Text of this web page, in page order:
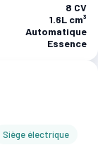
8 CV
1.6L cm³
Automatique
Essence
Siège électrique